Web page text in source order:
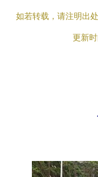
如若转载，请注明出
更新